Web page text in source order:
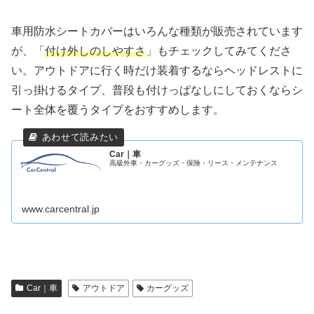
車用防水シートカバーはいろんな種類が販売されています
が、「 付け外しのしやすさ 」もチェックしてみてくださ
い。アウトドアに行く時だけ装着するならヘッドレストに
引っ掛けるタイプ、普段も付けっぱなしにしておくならシ
ート全体を覆うタイプをおすすめします。
Car｜車
高級外車・カーグッズ・保険・リース・メンテナンス
www.carcentral.jp
Car｜車 アウトドア カーグッズ